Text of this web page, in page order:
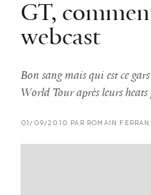
GT,
webcast
Bon sang mais qui est ce
World Tour après leurs heats
01/09/2010 PAR ROMAIN